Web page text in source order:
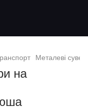
Металеві
на